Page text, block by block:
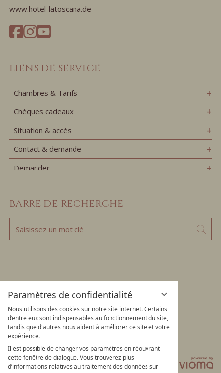
Paramètres de confidentialité
Nous utilisons des cookies sur notre site internet. Certains
d’entre eux sont indispensables au fonctionnement du site,
tandis que d'autres nous aident à améliorer ce site et votre
expérience.
Il est possible de changer vos paramètres en réouvrant
cette fenêtre de dialogue. Vous trouverez plus
d’informations relatives au traitement des données sur
www.hotel-latoscana.de
LIENS DE SERVICE
Chambres & Tarifs
Chèques cadeaux
Situation & accès
Contact & demande
Demander
BARRE DE RECHERCHE
Saisissez
un
Confidentialité
Paramètres de confidentialité
Mentions légales
CGV